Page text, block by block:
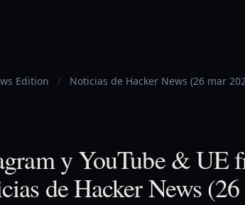
Edition / Noticias de Hacker News (26 mar
y YouTube & UE
de Hacker News